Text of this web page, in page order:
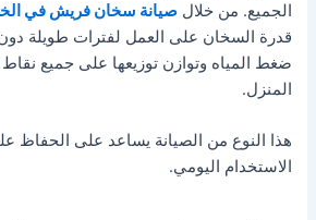
الجميع. من خلالصيانة سخان فريش في
قدرة السخان على العمل لفترات طويلة
ضغط المياه وتوازن توزيعها على جميع
المنزل.
هذا النوع من الصيانة يساعد على الحفاظ
الاستخدام اليومي.